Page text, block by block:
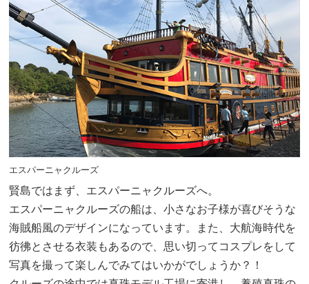
エスパーニャクルーズ
賢島ではまず、エスパーニャクルーズへ。
エスパーニャクルーズの船は、小さなお子様が喜びそうな
海賊船風のデザインになっています。また、大航海時代を
彷彿とさせる衣装もあるので、思い切ってコスプレをして
写真を撮って楽しんでみてはいかがでしょうか？！